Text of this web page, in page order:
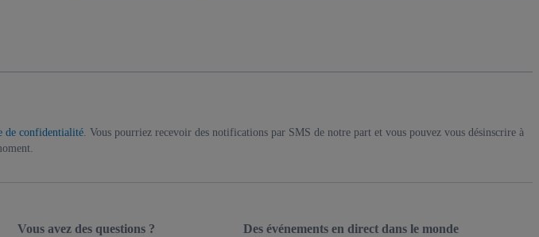
de confidentialité. Vous pourriez recevoir des notifications par SMS de notre part et vous pouvez vous désinscrire à
Des événements en direct dans le monde
Vous avez des questions ?